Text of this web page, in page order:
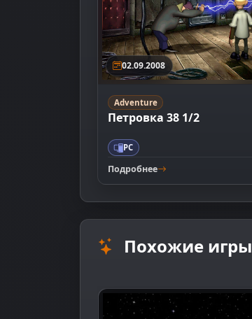
02.09.2008
Adventure
Петровка 38 1/2
PC
Подробнее
Похожие игры